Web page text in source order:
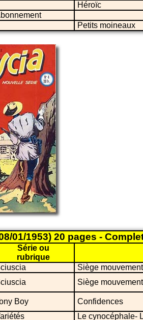
Héroïc
Petits moineaux
01/1953) 20 pages -
Série ou
rubrique
Siège
Siège
Boy
Confidences
Le cynocéphale-